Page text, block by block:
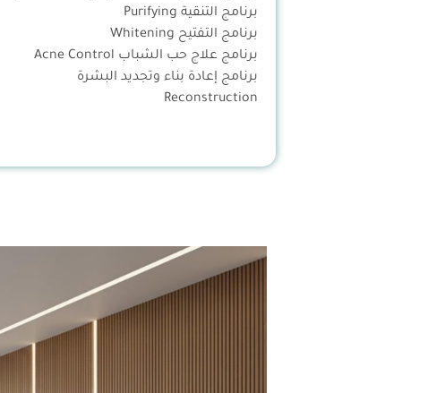
برنامج التنقية Purifying
برنامج التفتيح Whitening
برنامج علاج حب الشباب Acne Control
برنامج إعادة بناء وتجديد البشرة
Reconstruction